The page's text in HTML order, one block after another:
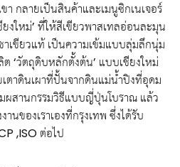
า กลายเป็นสินค้าและเมนูซิกเนเจอร์
ยงใหม่’ ที่ให้สีเขียวพาสเทลอ่อนละมุน
เขียวแท้ เป็นความเข้มแบบลุ่มลึกนุ่ม
‘วัตถุดิบหลักตั้งต้น’ แบบเชียงใหม่
ตาดินเผาที่ปั้นจากดินแม่นํ้าปิงที่อุดม
ผสานกรรมวิธีแบบญี่ปุ่นโบราณ แล้ว
นของเราเองที่กรุงเทพ ซึ่งได้รับ
,ISO ต่อไป